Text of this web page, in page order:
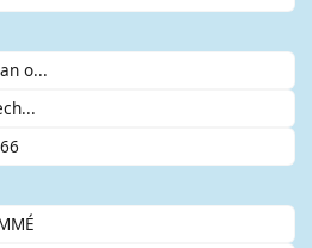
o...